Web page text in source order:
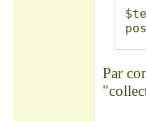
Par